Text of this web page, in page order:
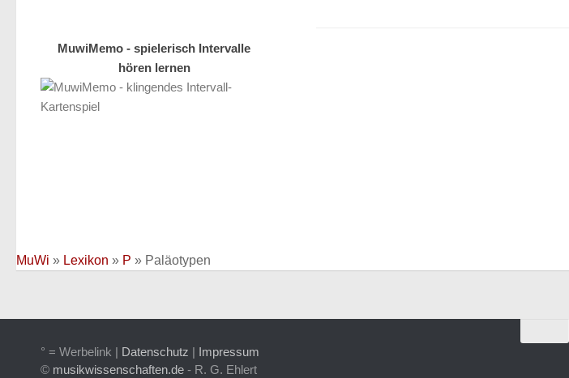
MuwiMemo - spielerisch Intervalle
hören lernen
MuWi » Lexikon » P » Paläotypen
° = Werbelink | Datenschutz | Impressum
© musikwissenschaften.de - R. G. Ehlert